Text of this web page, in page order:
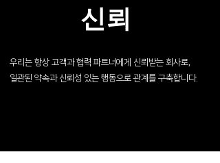
신뢰
우리는 항상 고객과 협력 파트너에게 신뢰받는 회사로,
일관된 약속과 신뢰성 있는 행동으로 관계를 구축합니다.